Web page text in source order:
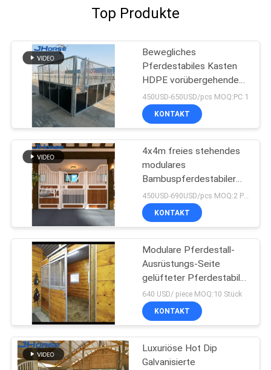
Top Produkte
Bewegliches
Pferdestabiles Kasten
HDPE vorübergehendes
Plastikeinfaches, mit
Dach zu installieren
450USD-650USD/pcs MOQ:PC 1
KONTAKT
4x4m freies stehendes
modulares
Bambuspferdestabiler
Kasten fabrizierte vor
KONTAKT
Modulare Pferdestall-
Ausrüstungs-Seite
gelüfteter Pferdestabiler
Kasten mit langlebiger
Schiebetür
640 USD/ piece MOQ:10 Stück
KONTAKT
Luxuriöse Hot Dip
Galvanisierte